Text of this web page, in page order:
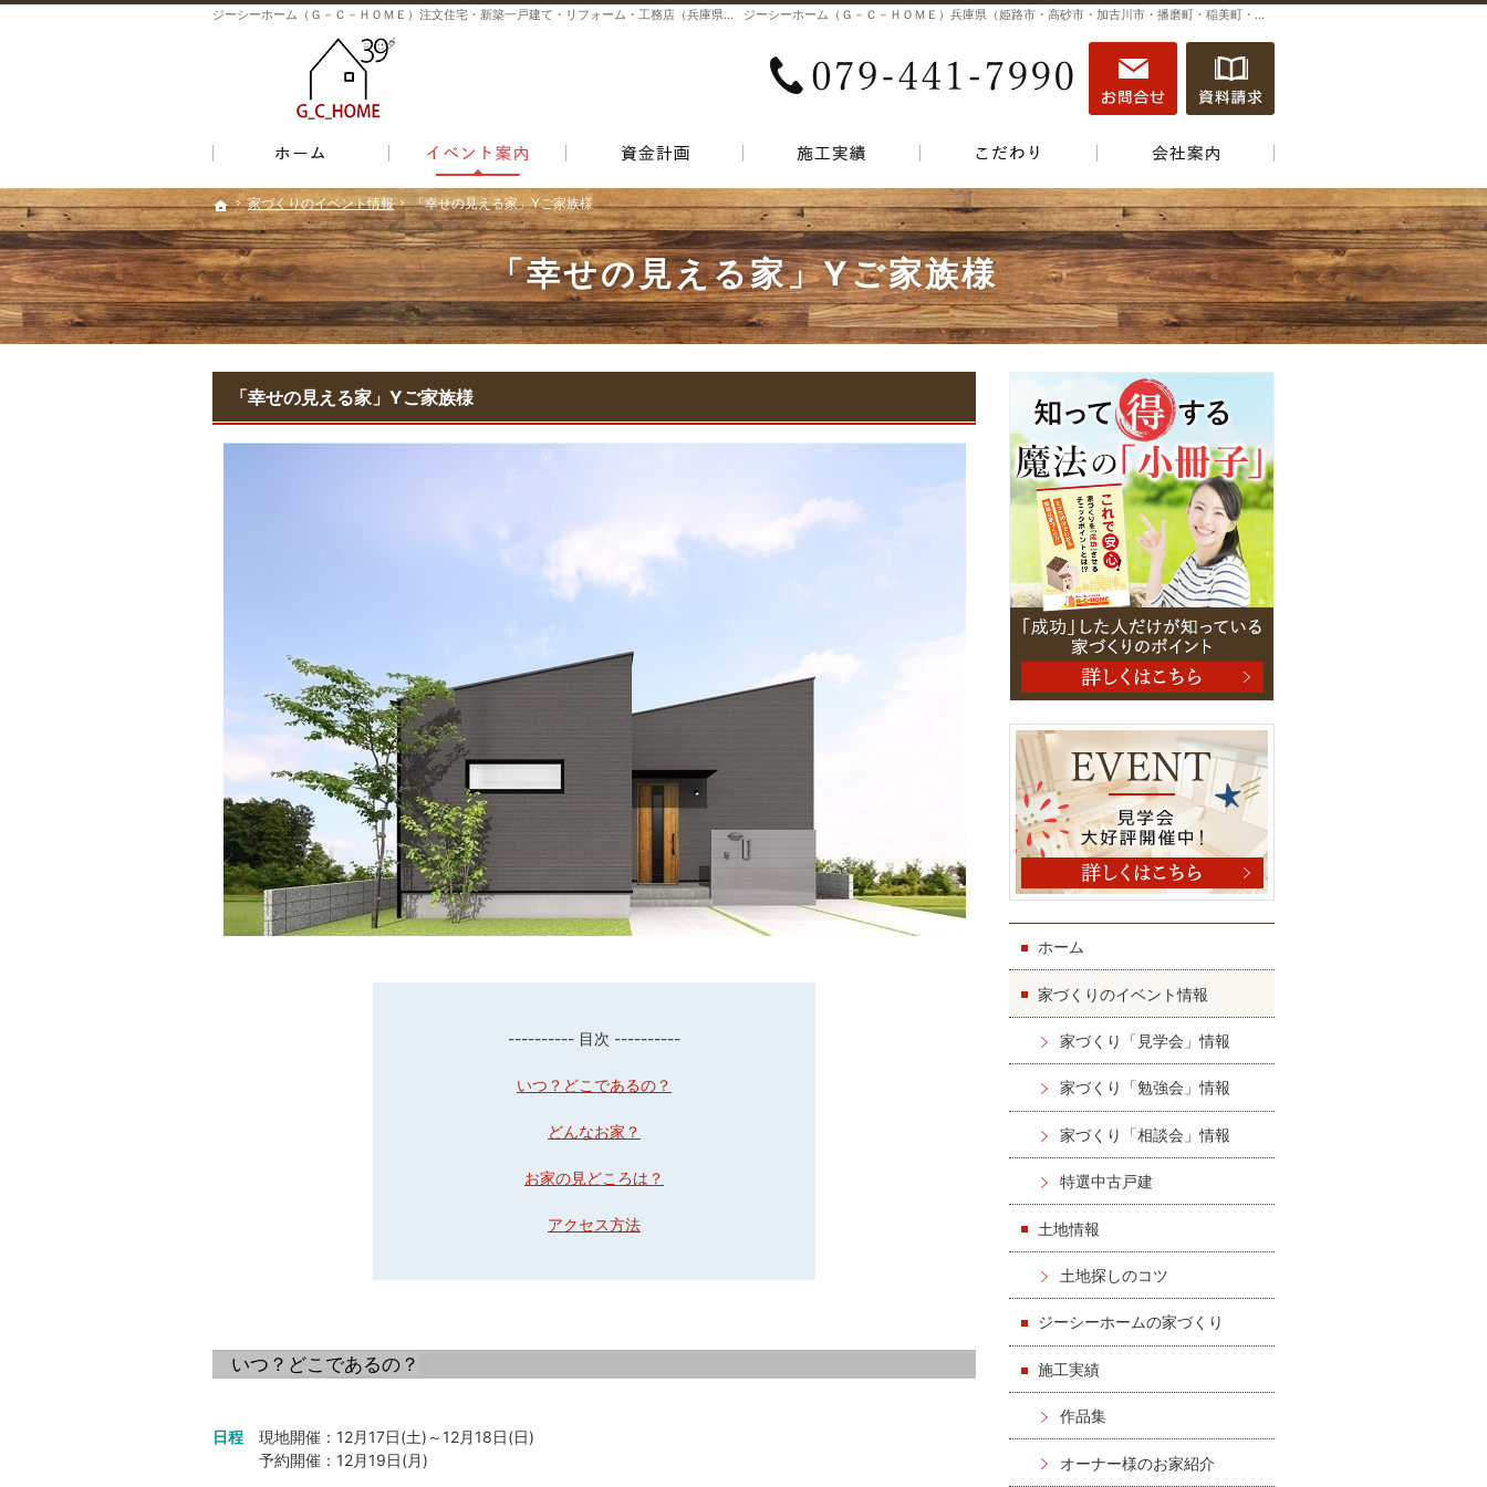
ホーム
家づくりのイベント情報 「幸せの見える家」Yご家族様
「幸せの見える家」Yご家族様
ジーシーホーム（Ｇ－Ｃ－ＨＯＭＥ）兵庫県（姫路市・高砂市・加古川市・播磨町・稲美町・明石市・三木市・小野市・加西市・神戸市）で家のことなら一城建設にお任せ！
ジーシーホーム（Ｇ－Ｃ－ＨＯＭＥ）注文住宅・新築一戸建て・リフォーム・工務店（兵庫県）なら一城建設で家づくり！
「幸せの見える家」Yご家族様
---------- 目次 ----------
いつ？どこであるの？
どんなお家？
お家の見どころは？
アクセス方法
いつ？どこであるの？
日程 現地開催：12月17日(土)～12月18日(日)
予約開催：12月19日(月)
ホーム
家づくりのイベント情報
家づくり「見学会」情報
家づくり「勉強会」情報
家づくり「相談会」情報
特選中古戸建
土地情報
土地探しのコツ
ジーシーホームの家づくり
施工実績
作品集
オーナー様のお家紹介
079-441-7990
営業時間
9:00～17:30
定休日
火曜日・水曜日 お問合せ
ホーム
家づくりのイベント情報 「幸せの見える家」Yご家族様